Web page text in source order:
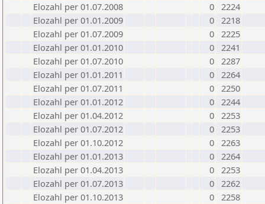
Elozahl per 01.07.2008
0 2224
Elozahl per 01.01.2009
0 2218
Elozahl per 01.07.2009
0 2225
Elozahl per 01.01.2010
0 2241
Elozahl per 01.07.2010
0 2287
Elozahl per 01.01.2011
0 2264
Elozahl per 01.07.2011
0 2250
Elozahl per 01.01.2012
0 2244
Elozahl per 01.04.2012
0 2253
Elozahl per 01.07.2012
0 2253
Elozahl per 01.10.2012
0 2263
Elozahl per 01.01.2013
0 2264
Elozahl per 01.04.2013
0 2253
Elozahl per 01.07.2013
0 2262
Elozahl per 01.10.2013
0 2258